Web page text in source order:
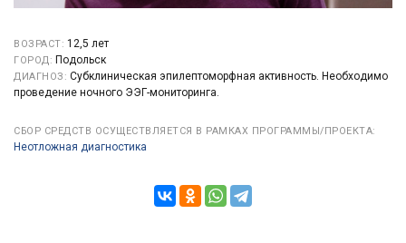
ВОЗРАСТ: 12,5 лет
ГОРОД: Подольск
ДИАГНОЗ: Субклиническая эпилептоморфная активность. Необходимо
проведение ночного ЭЭГ-мониторинга.
СБОР СРЕДСТВ ОСУЩЕСТВЛЯЕТСЯ В РАМКАХ ПРОГРАММЫ/ПРОЕКТА:
Неотложная диагностика